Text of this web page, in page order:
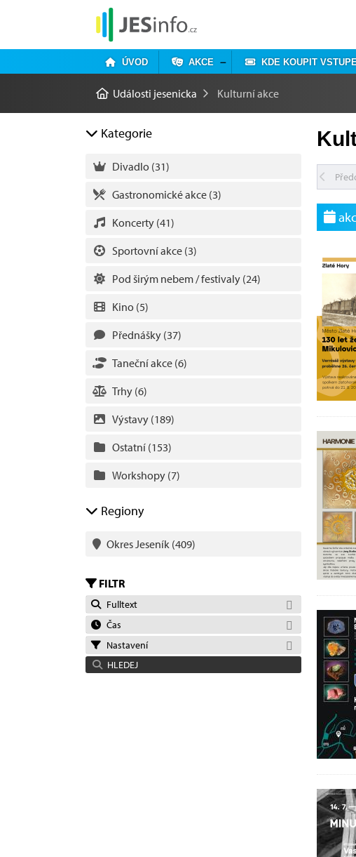
ÚVOD AKCE KDE KOUPIT
Události jesenicka Kulturní akce
Kategorie
Divadlo (31)
Gastronomické akce (3)
Koncerty (41)
Sportovní akce (3)
Pod širým nebem / festivaly (24)
Kino (5)
Přednášky (37)
Taneční akce (6)
Trhy (6)
Výstavy (189)
Ostatní (153)
Workshopy (7)
Regiony
Okres Jeseník (409)
FILTR
Fulltext
Čas
Nastavení
HLEDEJ